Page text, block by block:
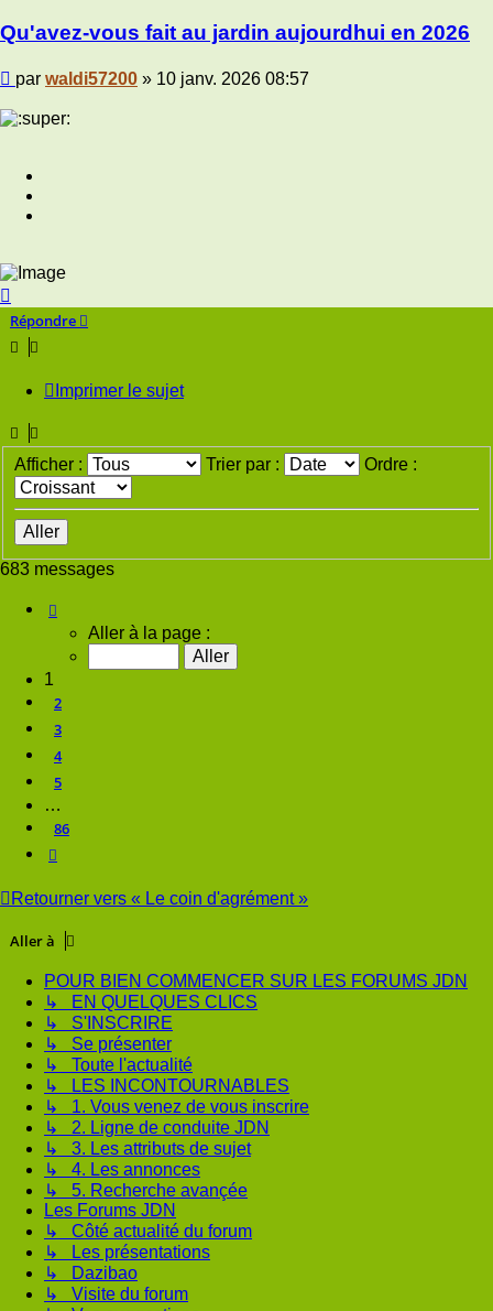
Qu'avez-vous fait au jardin aujourdhui en 2026
Message
par waldi57200 » 10 janv. 2026 08:57
Répondre
Imprimer le sujet
Afficher : Trier par : Ordre :
683 messages
Aller à la page :
1
2
3
4
5
…
86
Retourner vers « Le coin d'agrément »
Aller à
POUR BIEN COMMENCER SUR LES FORUMS JDN
↳ EN QUELQUES CLICS
↳ S'INSCRIRE
↳ Se présenter
↳ Toute l'actualité
↳ LES INCONTOURNABLES
↳ 1. Vous venez de vous inscrire
↳ 2. Ligne de conduite JDN
↳ 3. Les attributs de sujet
↳ 4. Les annonces
↳ 5. Recherche avançée
Les Forums JDN
↳ Côté actualité du forum
↳ Les présentations
↳ Dazibao
↳ Visite du forum